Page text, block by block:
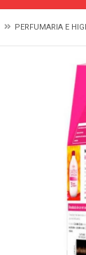
PERFUMARIA E